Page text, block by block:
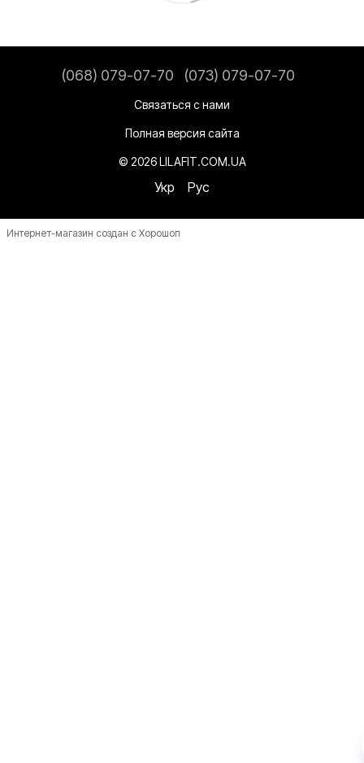
(068) 079-07-70 (073) 079-07-70
Связаться с нами
Полная версия сайта
© 2026 LILAFIT.COM.UA
Укр Рус
Интернет-магазин создан с Хорошоп